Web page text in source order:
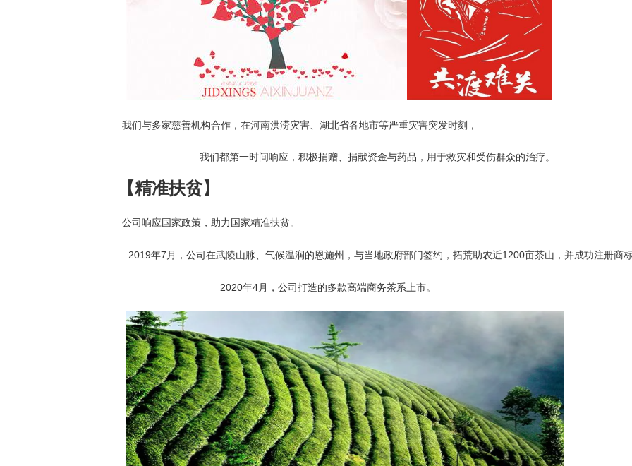
我们与多家慈善机构合作，在河南洪涝灾害、湖北省各地市等严重灾害突发时刻，
我们都第一时间响应，积极捐赠、捐献资金与药品，用于救灾和受伤群众的治疗。
【精准扶贫】
公司响应国家政策，助力国家精准扶贫。
2019年7月，公司在武陵山脉、气候温润的恩施州，与当地政府部门签约，拓荒助农近1200亩茶山，并成功注册商
2020年4月，公司打造的多款高端商务茶系上市。